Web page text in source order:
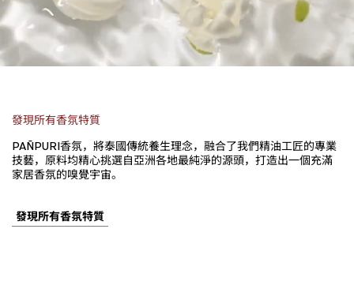
發現所有香氛特質
PAÑPURI香氛，將泰國傳統養生理念，融合了我們精油工匠的專業
技藝，原料均精心挑選自亞洲各地最純淨的源頭，打造出一個充滿
家居香氛的嗅覺宇宙。
發現所有香氛特質